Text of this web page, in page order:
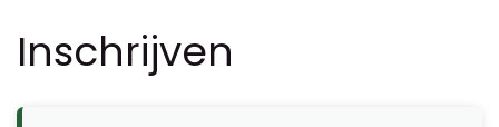
Inschrijven